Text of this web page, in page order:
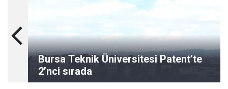
Bursa Teknik Üniversitesi Patent’te
2’nci sırada